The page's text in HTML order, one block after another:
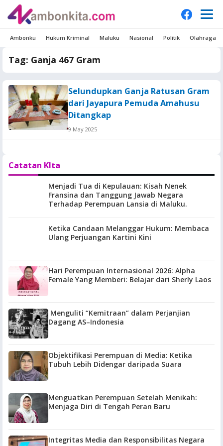
Ambonku Hukum Kriminal Maluku Nasional Politik Olahraga
Tag: Ganja 467 Gram
Selundupkan Ganja Ratusan Gram
dari Jayapura Pemuda Amahusu
Ditangkap
9 May 2025
Catatan KIta
Menjadi Tua di Kepulauan: Kisah Nenek
Fransina dan Tanggung Jawab Negara
Terhadap Perempuan Lansia di Maluku.
Ketika Candaan Melanggar Hukum: Membaca
Ulang Perjuangan Kartini Kini
Hari Perempuan Internasional 2026: Alpha
Female Yang Memberi: Belajar dari Sherly Laos
Menguliti “Kemitraan” dalam Perjanjian
Dagang AS–Indonesia
Objektifikasi Perempuan di Media: Ketika
Tubuh Lebih Didengar daripada Suara
Menguatkan Perempuan Setelah Menikah:
Menjaga Diri di Tengah Peran Baru
Integritas Media dan Responsibilitas Negara